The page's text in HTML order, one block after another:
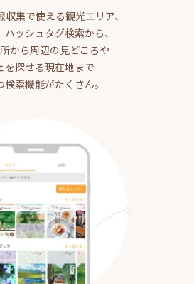
集で使える観光エリア、
ハッシュタグ検索から、
から周辺の見どころや
を探せる現在地まで
検索機能がたくさん。